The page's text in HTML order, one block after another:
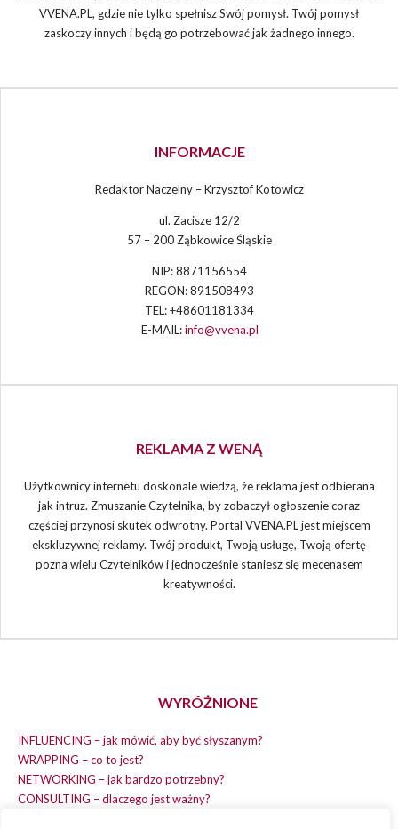
VVENA.PL, gdzie nie tylko spełnisz Swój pomysł. Twój pomysł
zaskoczy innych i będą go potrzebować jak żadnego innego.
INFORMACJE
Redaktor Naczelny – Krzysztof Kotowicz
ul. Zacisze 12/2
57 – 200 Ząbkowice Śląskie
NIP: 8871156554
REGON: 891508493
TEL: +48601181334
E-MAIL:info@vvena.pl
REKLAMA Z WENĄ
Użytkownicy internetu doskonale wiedzą, że reklama jest odbierana
jak intruz. Zmuszanie Czytelnika, by zobaczył ogłoszenie coraz
częściej przynosi skutek odwrotny. Portal VVENA.PL jest miejscem
ekskluzywnej reklamy. Twój produkt, Twoją usługę, Twoją ofertę
pozna wielu Czytelników i jednocześnie staniesz się mecenasem
kreatywności.
WYRÓŻNIONE
INFLUENCING – jak mówić, aby być słyszanym?
WRAPPING – co to jest?
NETWORKING – jak bardzo potrzebny?
CONSULTING – dlaczego jest ważny?